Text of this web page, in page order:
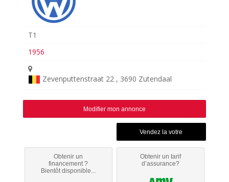
T1
1956
Zevenputtenstraat 22 , 3690 Zutendaal
Modifier mon annonce
Obtenir un
financement ?
Bientôt disponible...
Obtenir un tarif
d’assurance?